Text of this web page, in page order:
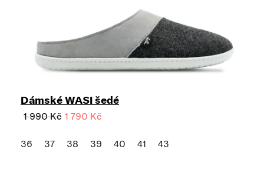
Dámské WASI šedé
1 990 Kč 1 790 Kč
36 37 38 39 40 41 43